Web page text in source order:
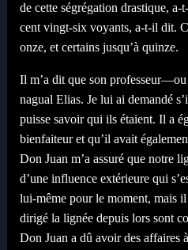
de cette ségrégation drastique,
cent vingt-six voyants, a-t-il dit.
onze, et certains jusqu’à quinze.
Il m’a dit que son
nagual Elias. Je lui ai demandé
puisse savoir qui ils étaient. Il a
bienfaiteur et qu’il avait
Don Juan m’a assuré que notre
d’une influence extérieure qui
lui-même pour le moment, mais
dirigé la lignée depuis lors sont
Don Juan a dû avoir des affaires